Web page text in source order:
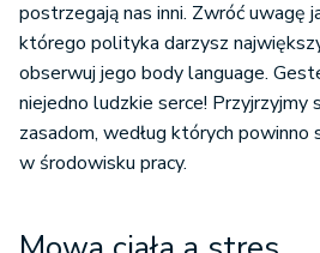
postrzegają nas inni. Zwróć uwagę
którego polityka darzysz
obserwuj jego body language.
niejedno ludzkie serce! Przyjrzyjmy
zasadom, według których
w środowisku pracy.